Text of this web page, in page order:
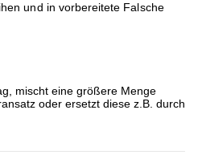
und in vorbereitete Falsche
mischt eine größere Menge
oder ersetzt diese z.B. durch